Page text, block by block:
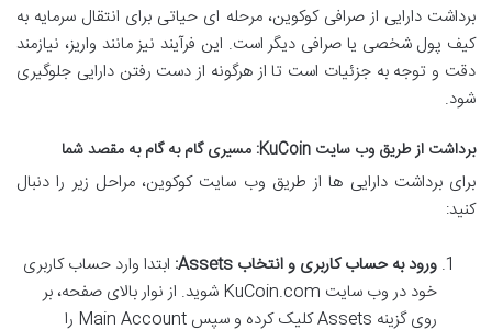
برداشت دارایی از صرافی کوکوین، مرحله ای حیاتی برای انتقال سرمایه به
کیف پول شخصی یا صرافی دیگر است. این فرآیند نیز مانند واریز، نیازمند
دقت و توجه به جزئیات است تا از هرگونه از دست رفتن دارایی جلوگیری
شود.
برداشت از طریق وب سایت KuCoin: مسیری گام به گام به مقصد شما
برای برداشت دارایی ها از طریق وب سایت کوکوین، مراحل زیر را دنبال
کنید:
ورود به حساب کاربری و انتخاب Assets:
ابتدا وارد حساب کاربری
خود در وب سایت KuCoin.com شوید. از نوار بالای صفحه، بر
روی گزینه Assets کلیک کرده و سپس Main Account را